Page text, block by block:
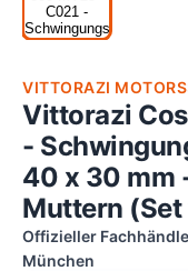
VITTORAZI MOTORS
Vittorazi
-
40 x 30 mm
Muttern (Set
Offizieller
München